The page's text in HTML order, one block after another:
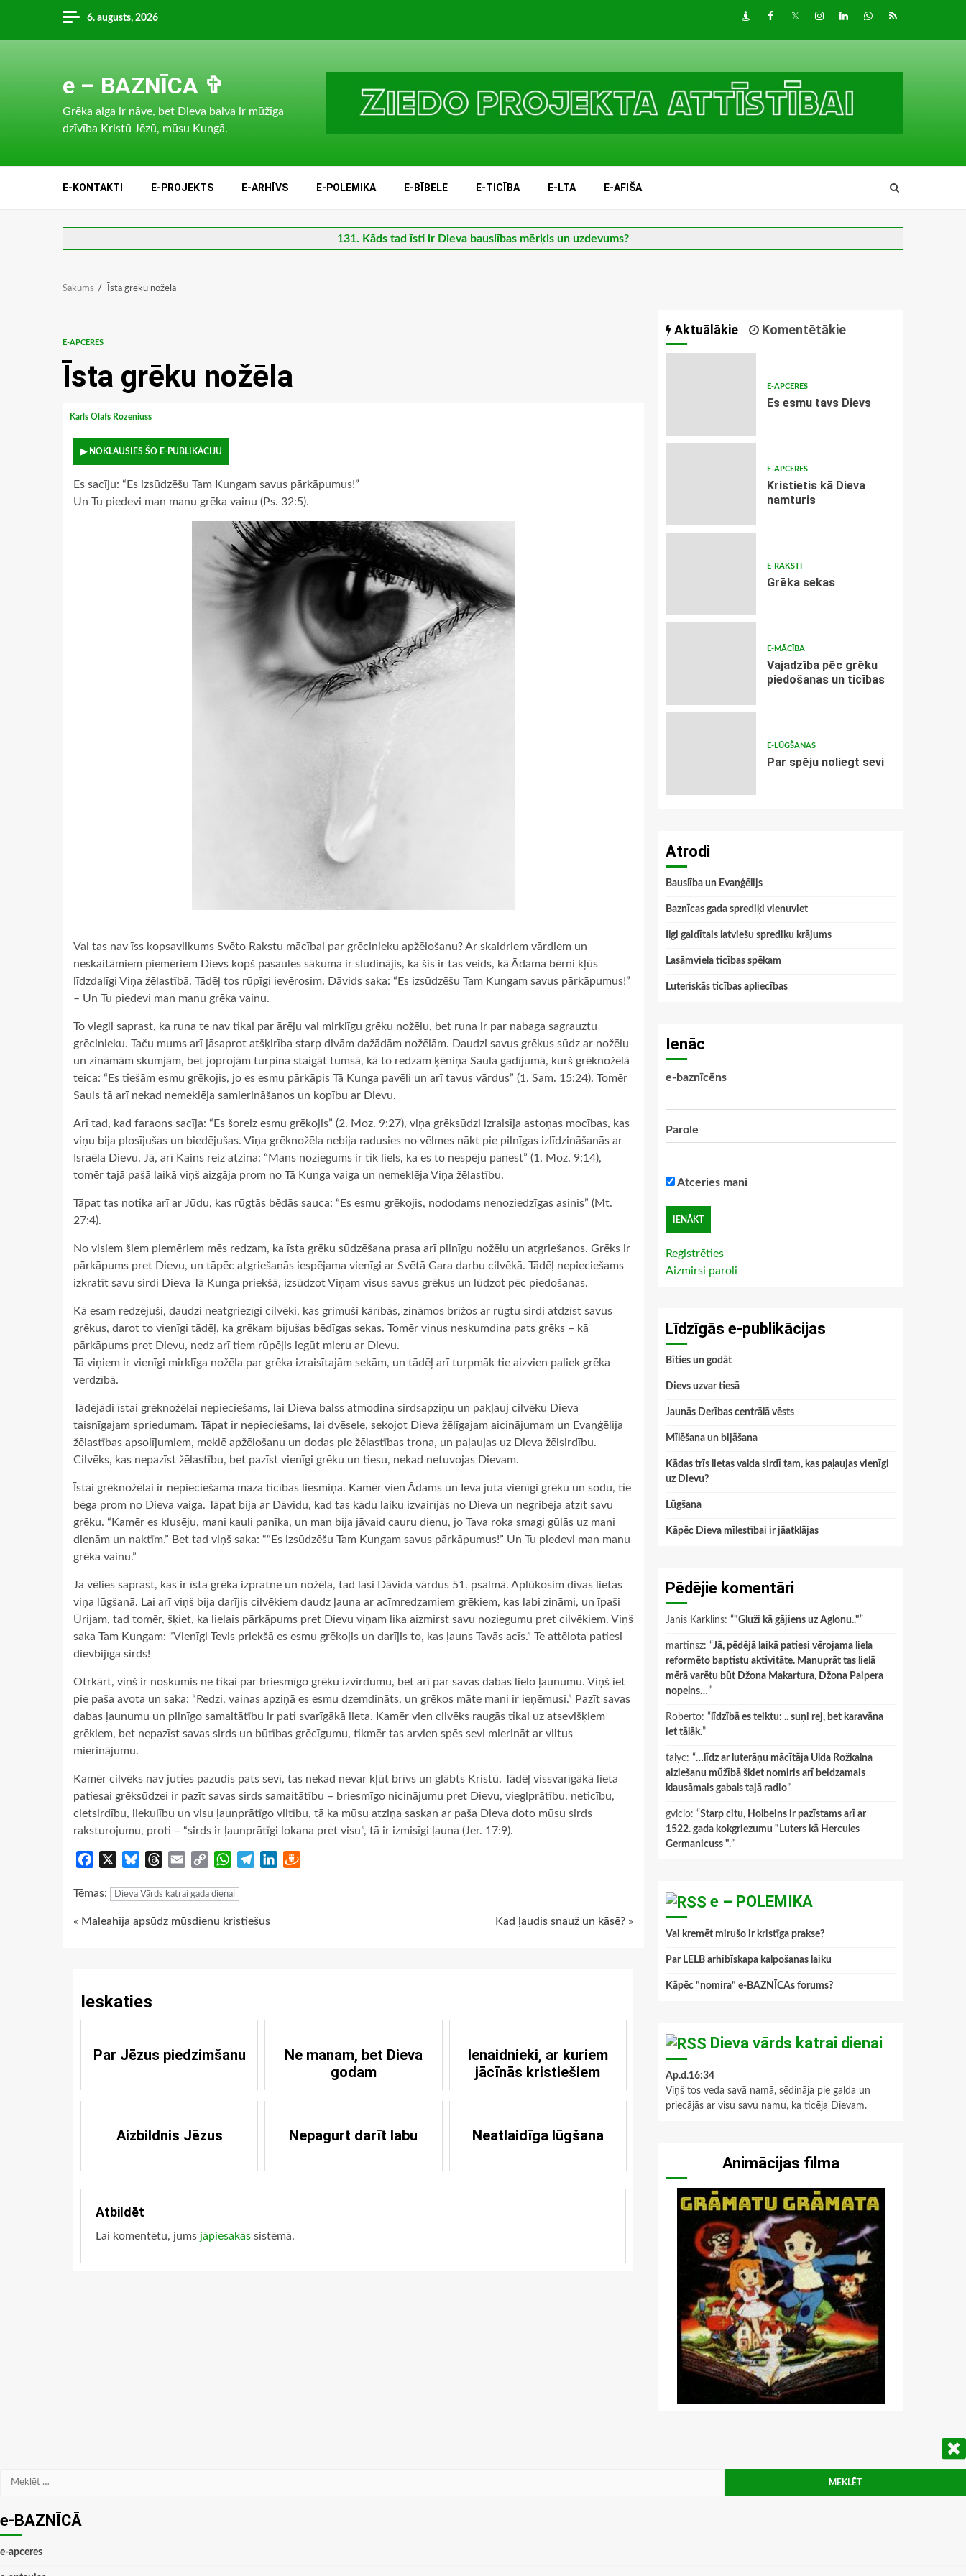
content
6. augusts, 2026 DraugiemFacebook
TwitterInstagram
LinkedInwhatsapp
RSS
e – BAZNĪCA ✞
Grēka alga ir nāve, bet Dieva balva ir mūžīga
dzīvība Kristū Jēzū, mūsu Kungā.
E-KONTAKTI E-PROJEKTS E-ARHĪVS E-POLEMIKA E-BĪBELE E-TICĪBA E-LTA E-AFIŠA
131. Kāds tad īsti ir Dieva bauslības mērķis un uzdevums?
Sākums Īsta grēku nožēla
E-APCERES
Īsta grēku nožēla
Karls Olafs Rozeniuss
▶ NOKLAUSIES ŠO E-PUBLIKĀCIJU
Es sacīju: “Es izsūdzēšu Tam Kungam savus pārkāpumus!”
Un Tu piedevi man manu grēka vainu (Ps. 32:5).
Vai tas nav īss kopsavilkums Svēto Rakstu mācībai par grēcinieku apžēlošanu? Ar skaidriem vārdiem un
neskaitāmiem piemēriem Dievs kopš pasaules sākuma ir sludinājis, ka šis ir tas veids, kā Ādama bērni kļūs
līdzdalīgi Viņa žēlastībā. Tādēļ tos rūpīgi ievērosim. Dāvids saka: “Es izsūdzēšu Tam Kungam savus pārkāpumus!”
– Un Tu piedevi man manu grēka vainu.
To viegli saprast, ka runa te nav tikai par ārēju vai mirklīgu grēku nožēlu, bet runa ir par nabaga sagrauztu
grēcinieku. Taču mums arī jāsaprot atšķirība starp divām dažādām nožēlām. Daudzi savus grēkus sūdz ar nožēlu
un zināmām skumjām, bet joprojām turpina staigāt tumsā, kā to redzam ķēniņa Saula gadījumā, kurš grēknožēlā
teica: “Es tiešām esmu grēkojis, jo es esmu pārkāpis Tā Kunga pavēli un arī tavus vārdus” (1. Sam. 15:24). Tomēr
Sauls tā arī nekad nemeklēja samierināšanos un kopību ar Dievu.
Arī tad, kad faraons sacīja: “Es šoreiz esmu grēkojis” (2. Moz. 9:27), viņa grēksūdzi izraisīja astoņas mocības, kas
viņu bija plosījušas un biedējušas. Viņa grēknožēla nebija radusies no vēlmes nākt pie pilnīgas izlīdzināšanās ar
Israēla Dievu. Jā, arī Kains reiz atzina: “Mans noziegums ir tik liels, ka es to nespēju panest” (1. Moz. 9:14),
tomēr tajā pašā laikā viņš aizgāja prom no Tā Kunga vaiga un nemeklēja Viņa žēlastību.
Tāpat tas notika arī ar Jūdu, kas rūgtās bēdās sauca: “Es esmu grēkojis, nododams nenoziedzīgas asinis” (Mt.
27:4).
No visiem šiem piemēriem mēs redzam, ka īsta grēku sūdzēšana prasa arī pilnīgu nožēlu un atgriešanos. Grēks ir
pārkāpums pret Dievu, un tāpēc atgriešanās iespējama vienīgi ar Svētā Gara darbu cilvēkā. Tādēļ nepieciešams
izkratīt savu sirdi Dieva Tā Kunga priekšā, izsūdzot Viņam visus savus grēkus un lūdzot pēc piedošanas.
Kā esam redzējuši, daudzi neatgriezīgi cilvēki, kas grimuši kārībās, zināmos brīžos ar rūgtu sirdi atdzīst savus
grēkus, darot to vienīgi tādēļ, ka grēkam bijušas bēdīgas sekas. Tomēr viņus neskumdina pats grēks – kā
pārkāpums pret Dievu, nedz arī tiem rūpējis iegūt mieru ar Dievu.
Tā viņiem ir vienīgi mirklīga nožēla par grēka izraisītajām sekām, un tādēļ arī turpmāk tie aizvien paliek grēka
verdzībā.
Tādējādi īstai grēknožēlai nepieciešams, lai Dieva balss atmodina sirdsapziņu un pakļauj cilvēku Dieva
taisnīgajam spriedumam. Tāpat ir nepieciešams, lai dvēsele, sekojot Dieva žēlīgajam aicinājumam un Evaņģēlija
žēlastības apsolījumiem, meklē apžēlošanu un dodas pie žēlastības troņa, un paļaujas uz Dieva žēlsirdību.
Cilvēks, kas nepazīst žēlastību, bet pazīst vienīgi grēku un tiesu, nekad netuvojas Dievam.
Īstai grēknožēlai ir nepieciešama maza ticības liesmiņa. Kamēr vien Ādams un Ieva juta vienīgi grēku un sodu, tie
bēga prom no Dieva vaiga. Tāpat bija ar Dāvidu, kad tas kādu laiku izvairījās no Dieva un negribēja atzīt savu
grēku. “Kamēr es klusēju, mani kauli panīka, un man bija jāvaid cauru dienu, jo Tava roka smagi gūlās uz mani
dienām un naktīm.” Bet tad viņš saka: ““Es izsūdzēšu Tam Kungam savus pārkāpumus!” Un Tu piedevi man manu
grēka vainu.”
Ja vēlies saprast, kas ir īsta grēka izpratne un nožēla, tad lasi Dāvida vārdus 51. psalmā. Aplūkosim divas lietas
viņa lūgšanā. Lai arī viņš bija darījis cilvēkiem daudz ļauna ar acīmredzamiem grēkiem, kas labi zināmi, un īpaši
Ūrijam, tad tomēr, šķiet, ka lielais pārkāpums pret Dievu viņam lika aizmirst savu noziegumu pret cilvēkiem. Viņš
saka Tam Kungam: “Vienīgi Tevis priekšā es esmu grēkojis un darījis to, kas ļauns Tavās acīs.” Te attēlota patiesi
dievbijīga sirds!
Otrkārt, viņš ir noskumis ne tikai par briesmīgo grēku izvirdumu, bet arī par savas dabas lielo ļaunumu. Viņš iet
pie paša avota un saka: “Redzi, vainas apziņā es esmu dzemdināts, un grēkos māte mani ir ieņēmusi.” Pazīt savas
dabas ļaunumu un pilnīgo samaitātību ir pati svarīgākā lieta. Kamēr vien cilvēks raugās tikai uz atsevišķiem
grēkiem, bet nepazīst savas sirds un būtības grēcīgumu, tikmēr tas arvien spēs sevi mierināt ar viltus
mierinājumu.
Kamēr cilvēks nav juties pazudis pats sevī, tas nekad nevar kļūt brīvs un glābts Kristū. Tādēļ vissvarīgākā lieta
patiesai grēksūdzei ir pazīt savas sirds samaitātību – briesmīgo nicinājumu pret Dievu, vieglprātību, neticību,
cietsirdību, liekulību un visu ļaunprātīgo viltību, tā ka mūsu atziņa saskan ar paša Dieva doto mūsu sirds
raksturojumu, proti – “sirds ir ļaunprātīgi lokana pret visu”, tā ir izmisīgi ļauna (Jer. 17:9).
Facebook BlueskyThreads
Email
Copy
WhatsApp
TelegramLinkedIn
Tēmas: Dieva Vārds katrai gada dienai
Continue
« Maleahija apsūdz mūsdienu kristiešus Kad ļaudis snauž un kāsē? »
Ieskaties
Par Jēzus piedzimšanu
Ne manam, bet Dieva
godam
Ienaidnieki, ar kuriem
jācīnās kristiešiem
Aizbildnis Jēzus Nepagurt darīt labu Neatlaidīga lūgšana
Atbildēt
Lai komentētu, jums jāpiesakās sistēmā.
Aktuālākie Komentētākie
E-APCERES
Es esmu tavs Dievs
E-APCERES
Kristietis kā Dieva
namturis
E-RAKSTI
Grēka sekas
E-MĀCĪBA
Vajadzība pēc grēku
piedošanas un ticības
E-LŪGŠANAS
Par spēju noliegt sevi
Atrodi
Bauslība un Evaņģēlijs
Baznīcas gada sprediķi vienuviet
Ilgi gaidītais latviešu sprediķu krājums
Lasāmviela ticības spēkam
Luteriskās ticības apliecības
Ienāc
e-baznīcēns
Parole
Atceries mani
Reģistrēties
Aizmirsi paroli
Līdzīgās e-publikācijas
Bīties un godāt
Dievs uzvar tiesā
Jaunās Derības centrālā vēsts
Mīlēšana un bijāšana
Kādas trīs lietas valda sirdī tam, kas paļaujas vienīgi
uz Dievu?
Lūgšana
Kāpēc Dieva mīlestībai ir jāatklājas
Pēdējie komentāri
Janis Karklins: “"Gluži kā gājiens uz Aglonu.."”
martinsz: “Jā, pēdējā laikā patiesi vērojama liela
reformēto baptistu aktivitāte. Manuprāt tas lielā
mērā varētu būt Džona Makartura, Džona Paipera
nopelns…”
Roberto: “ līdzībā es teiktu: .. suņi rej, bet karavāna
iet tālāk.”
talyc: “…līdz ar luterāņu mācītāja Ulda Rožkalna
aiziešanu mūžībā šķiet nomiris arī beidzamais
klausāmais gabals tajā radio”
gviclo: “Starp citu, Holbeins ir pazīstams arī ar
1522. gada kokgriezumu "Luters kā Hercules
Germanicuss ".”
e – POLEMIKA
Vai kremēt mirušo ir kristīga prakse?
Par LELB arhibīskapa kalpošanas laiku
Kāpēc "nomira" e-BAZNĪCAs forums?
Dieva vārds katrai dienai
Ap.d.16:34
Viņš tos veda savā namā, sēdināja pie galda un
priecājās ar visu savu namu, ka ticēja Dievam.
Animācijas filma
Meklēt:
e-BAZNĪCĀ
e-apceres